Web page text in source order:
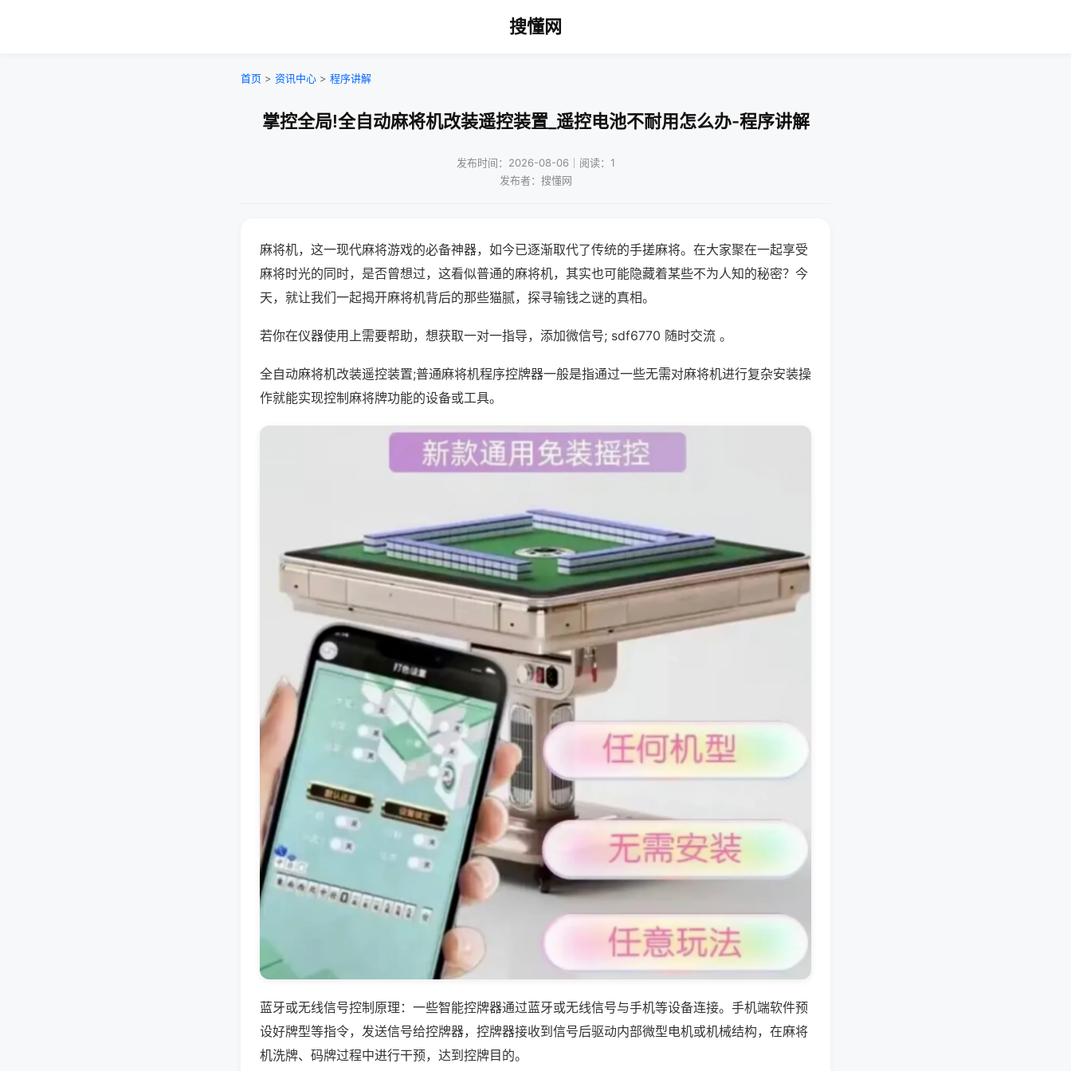
搜懂网
首页 > 资讯中心 > 程序讲解
掌控全局!全自动麻将机改装遥控装置_遥控电池不耐用怎么办-程序讲解
发布时间：2026-08-06｜阅读：1
发布者：搜懂网
麻将机，这一现代麻将游戏的必备神器，如今已逐渐取代了传统的手搓麻将。在大家聚在一起享受
麻将时光的同时，是否曾想过，这看似普通的麻将机，其实也可能隐藏着某些不为人知的秘密？今
天，就让我们一起揭开麻将机背后的那些猫腻，探寻输钱之谜的真相。
若你在仪器使用上需要帮助，想获取一对一指导，添加微信号; sdf6770 随时交流 。
全自动麻将机改装遥控装置;普通麻将机程序控牌器一般是指通过一些无需对麻将机进行复杂安装操
作就能实现控制麻将牌功能的设备或工具。
蓝牙或无线信号控制原理：一些智能控牌器通过蓝牙或无线信号与手机等设备连接。手机端软件预
设好牌型等指令，发送信号给控牌器，控牌器接收到信号后驱动内部微型电机或机械结构，在麻将
机洗牌、码牌过程中进行干预，达到控牌目的。